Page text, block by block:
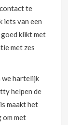
te
iets van een
klikt met
met zes
we hartelijk
helpen de
maakt het
met